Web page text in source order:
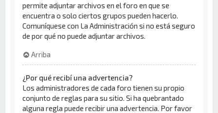
permite adjuntar archivos en el foro en que se
encuentra o solo ciertos grupos pueden hacerlo.
Comuníquese con La Administración si no está seguro
de por qué no puede adjuntar archivos.
Arriba
¿Por qué recibí una advertencia?
Los administradores de cada foro tienen su propio
conjunto de reglas para su sitio. Si ha quebrantado
alguna regla puede recibir una advertencia. Por favor